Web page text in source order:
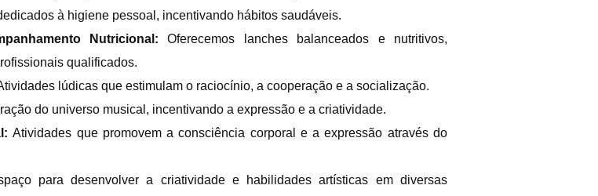
à higiene pessoal, incentivando hábitos saudáveis.
Nutricional: Oferecemos lanches balanceados e nutritivos,
qualificados.
lúdicas que estimulam o raciocínio, a cooperação e a socialização.
do universo musical, incentivando a expressão e a criatividade.
Atividades que promovem a consciência corporal e a expressão através do
para desenvolver a criatividade e habilidades artísticas em diversas